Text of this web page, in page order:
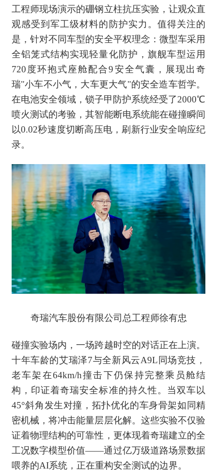
工程师现场演示的硼钢立柱抗压实验，让观众直
观感受到军工级材料的防护实力。值得关注的
是，针对不同车型的安全平权理念：微型车采用
全铝笼式结构实现轻量化防护，旗舰车型运用
720度环抱式座舱配合9安全气囊，展现出奇
瑞"小车不小气，大车更大气"的安全造车哲学。
在电池安全领域，锁子甲防护系统经受了2000℃
喷火测试的考验，其智能断电系统能在碰撞瞬间
以0.02秒速度切断高压电，刷新行业安全响应纪
录。
奇瑞汽车股份有限公司总工程师徐有忠
碰撞实验场内，一场跨越时空的对话正在上演。
十年车龄的艾瑞泽7与全新风云A9L同场竞技，
老车架在64km/h撞击下仍保持完整乘员舱结
构，印证着奇瑞安全标准的持久性。当双车以
45°斜角发生对撞，拓扑优化的车身骨架如同精
密机械，将冲击能量层层化解。这些实验不仅验
证着物理结构的可靠性，更体现着奇瑞建立的全
工况数字模型价值——通过亿万级道路场景数据
喂养的AI系统，正在重构安全测试的边界。